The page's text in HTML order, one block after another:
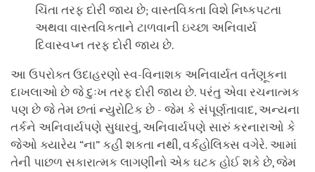
ચિંતા તરફ દોરી જાય છે; વાસ્તવિકતા વિશે નિષ્કપટતા
અથવા વાસ્તવિકતાને ટાળવાની ઇચ્છા અનિવાર્ય
દિવાસ્વપ્ન તરફ દોરી જાય છે.
આ ઉપરોક્ત ઉદાહરણો સ્વ-વિનાશક અનિવાર્યત વર્તણૂકના
દાખલાઓ છે જે દુઃખ તરફ દોરી જાય છે. પરંતુ એવા રચનાત્મક
પણ છે જે તેમ છતાં ન્યુરોટિક છે - જેમ કે સંપૂર્ણતાવાદ, અન્યના
તર્કને અનિવાર્યપણે સુધારવું, અનિવાર્યપણે સારું કરનારાઓ કે
જેઓ ક્યારેય “ના” કહી શકતા નથી, વર્કહોલિક્સ વગેરે. આમાં
તેની પાછળ સકારાત્મક લાગણીનો એક ઘટક હોઈ શકે છે, જેમ